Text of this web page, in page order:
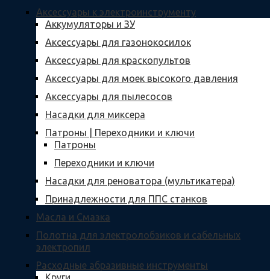
Аксессуары к электроинструменту
Аккумуляторы и ЗУ
Аксессуары для газонокосилок
Аксессуары для краскопультов
Аксессуары для моек высокого давления
Аксессуары для пылесосов
Насадки для миксера
Патроны | Переходники и ключи
Патроны
Переходники и ключи
Насадки для реноватора (мультикатера)
Принадлежности для ППС станков
Масла и Смазка
Полотна для электролобзиков и сабельных
электропил
Расходные абразивные инcтрументы